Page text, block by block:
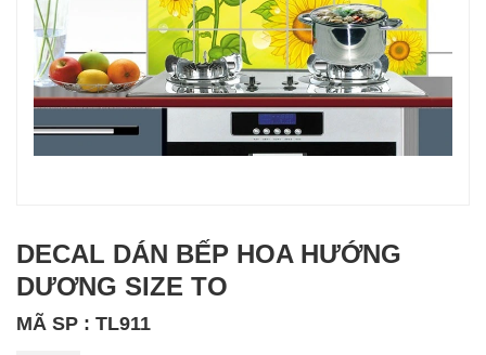
DECAL DÁN BẾP HOA HƯỚNG
DƯƠNG SIZE TO
MÃ SP : TL911